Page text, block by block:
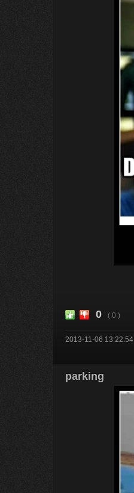
0 ( 0 )
2013-11-06 13:22:54
parking